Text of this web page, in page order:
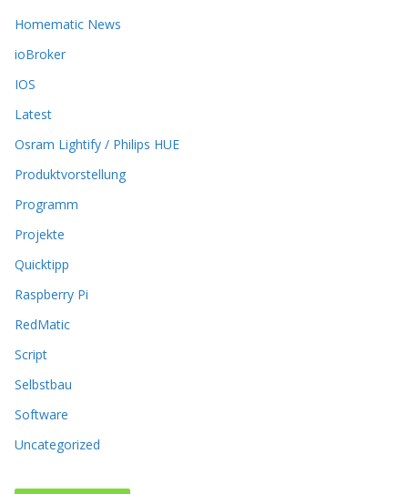
n
n
a
f
d
e
r
r
o
u
k
s
e
i
t
g
e
Homematic News
ioBroker
IOS
Latest
Osram Lightify / Philips HUE
Produktvorstellung
Programm
Projekte
Quicktipp
Raspberry Pi
RedMatic
Script
Selbstbau
Software
Uncategorized